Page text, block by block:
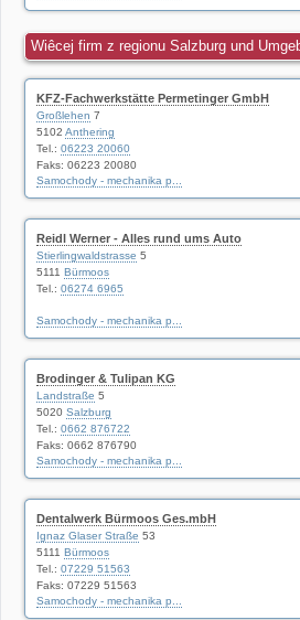
Wiêcej firm z regionu Salzburg und
KFZ-Fachwerkstätte Permetinger GmbH
Großlehen 7
5102 Anthering
Tel.: 06223 20060
Faks: 06223 20080
Samochody - mechanika p...
Reidl Werner - Alles rund ums Auto
Stierlingwaldstrasse 5
5111 Bürmoos
Tel.: 06274 6965
Samochody - mechanika p...
Brodinger & Tulipan KG
Landstraße 5
5020 Salzburg
Tel.: 0662 876722
Faks: 0662 876790
Samochody - mechanika p...
Dentalwerk Bürmoos Ges.mbH
Ignaz Glaser Straße 53
5111 Bürmoos
Tel.: 07229 51563
Faks: 07229 51563
Samochody - mechanika p...